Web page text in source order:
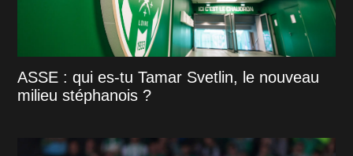
ASSE : qui es-tu Tamar Svetlin, le nouveau
milieu stéphanois ?